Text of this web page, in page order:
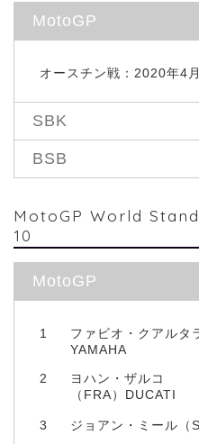
MotoGP
オースチン戦：2020年4
SBK
BSB
MotoGP World
10
MotoGP
1
ファビオ・クアルタ
YAMAHA
2
ヨハン・ザルコ
（FRA）DUCATI
3 ジョアン・ミール（